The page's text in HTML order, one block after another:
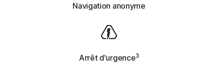
Navigation anonyme
Arrêt d'urgence3